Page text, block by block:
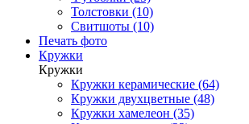
Толстовки (10)
Свитшоты (10)
Печать фото
Кружки
Кружки
Кружки керамические (64)
Кружки двухцветные (48)
Кружки хамелеон (35)